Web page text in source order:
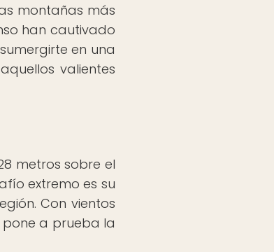
montañas más
han cautivado
en una
valientes
metros sobre el
extremo es su
Con vientos
pone a prueba la